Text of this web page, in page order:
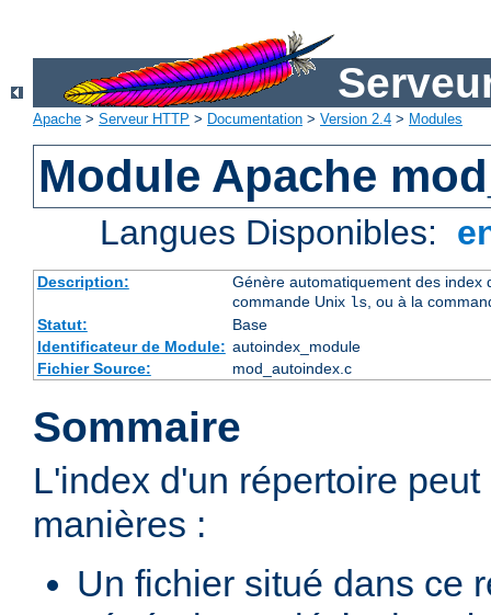
Apache > Serveur HTTP > Documentation > Version 2.4 > Modules
Module Apache
Langues Disponibles:
Description:
Génère automatiquement des
commande Unix ls, ou à la
Statut:
Base
Identificateur de Module: autoindex_module
Fichier Source:
mod_autoindex.c
Sommaire
L'index d'un répertoire
manières :
Un fichier situé dans ce